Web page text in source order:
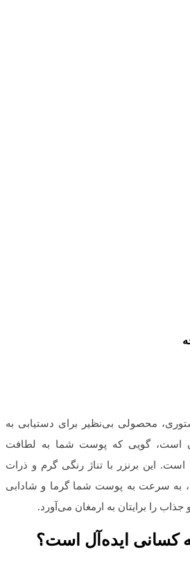
محصولی بی‌نظیر برای دستیابی به
است، گویی که پوست شما به لطافت
این برنزر با تناژ رنگی گرم و ذرات
به سرعت به پوست شما گرما و شادابی
را برایتان به ارمغان می‌آورد.
کسانی ایده‌آل است؟